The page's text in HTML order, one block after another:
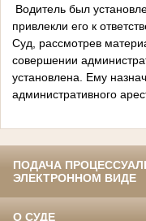
Водитель был
привлекли его к
Суд, рассмотрев
совершении
установлена. Ему
административного
ПОДАЧА
ЭЛЕКТРОННОМ ВИДЕ
О СУДЕ